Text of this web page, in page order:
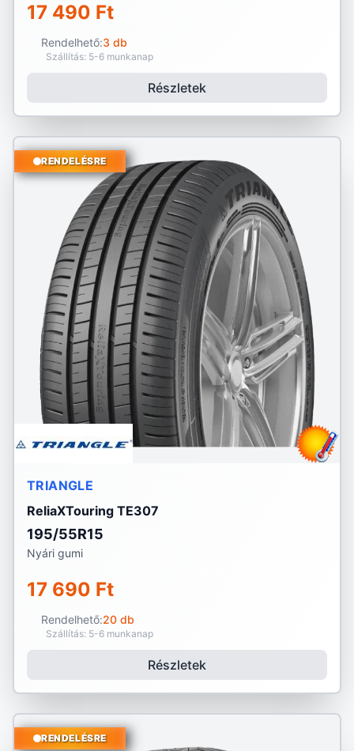
17 490 Ft
Rendelhető:3 db
Szállítás: 5-6 munkanap
Részletek
RENDELÉSRE
TRIANGLE
ReliaXTouring TE307
195/55R15
Nyári gumi
17 690 Ft
Rendelhető:20 db
Szállítás: 5-6 munkanap
Részletek
RENDELÉSRE